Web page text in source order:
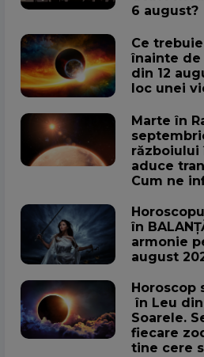
6 august?
Ce
înainte de
din 12
loc unei
Marte în
războiului
aduce
Cum ne
în
armonie
august
Horoscop
în Leu
Soarele.
fiecare
tine cere